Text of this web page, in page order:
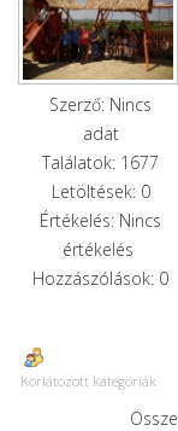
Szerző: Nincs
adat
Találatok: 1677
Letöltések: 0
Értékelés: Nincs
értékelés
Hozzászólások: 0
Korlátozott kategóriák